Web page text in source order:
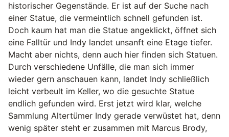
historischer Gegenstände. Er ist auf der Suche nach
einer Statue, die vermeintlich schnell gefunden ist.
Doch kaum hat man die Statue angeklickt, öffnet sich
eine Falltür und Indy landet unsanft eine Etage tiefer.
Macht aber nichts, denn auch hier finden sich Statuen.
Durch verschiedene Unfälle, die man sich immer
wieder gern anschauen kann, landet Indy schließlich
leicht verbeult im Keller, wo die gesuchte Statue
endlich gefunden wird. Erst jetzt wird klar, welche
Sammlung Altertümer Indy gerade verwüstet hat, denn
wenig später steht er zusammen mit Marcus Brody,